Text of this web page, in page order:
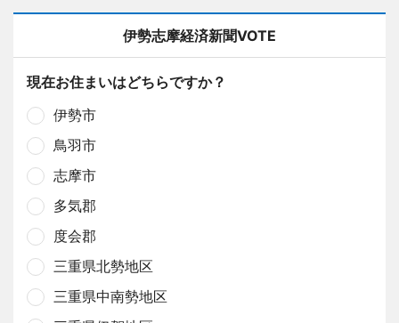
伊勢志摩経済新聞VOTE
現在お住まいはどちらですか？
伊勢市
鳥羽市
志摩市
多気郡
度会郡
三重県北勢地区
三重県中南勢地区